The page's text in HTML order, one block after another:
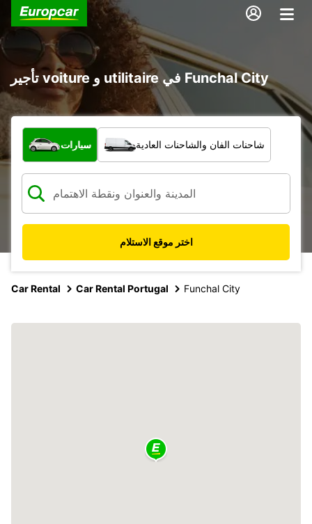
تأجير voiture و utilitaire في Funchal City
ما نوع المركبة؟
سيارات شاحنات الفان والشاحنات العادية
اختر موقع الاستلام
Car Rental Car Rental Portugal Funchal City